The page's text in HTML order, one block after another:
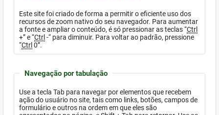
Este site foi criado de forma a permitir o eficiente uso dos
recursos de zoom nativo do seu navegador. Para aumentar
a fonte e ampliar o conteúdo, é só pressionar as teclas “Ctrl
+” e “Ctrl-“ para diminuir. Para voltar ao padrão, pressione
“Ctrl0”.
Navegação por tabulação
Use a tecla Tab para navegar por elementos que recebem
ação do usuário no site, tais como links, botões, campos de
formulário e outros na ordem em que eles são